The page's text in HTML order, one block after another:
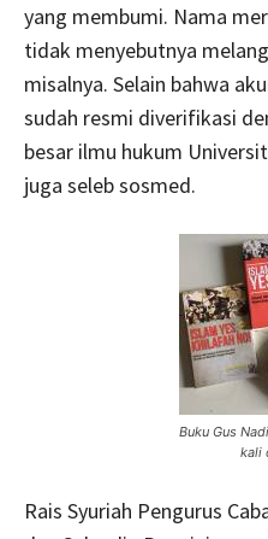
yang membumi. Nama
tidak menyebutnya
misalnya. Selain bahwa
sudah resmi diverifikasi
besar ilmu hukum
juga seleb sosmed.
Buku Gus
kali
Rais Syuriah Pengurus